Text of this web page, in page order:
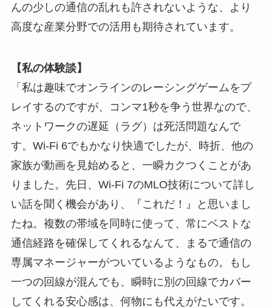
んの少しの通信の乱れも許されないような、より
高度な産業分野での活用も期待されています。
【私の体験談】
「私は趣味でオンラインのレーシングゲームをプ
レイするのですが、コンマ1秒を争う世界なので、
ネットワークの遅延（ラグ）は死活問題なんで
す。Wi-Fi 6でもかなり快適でしたが、時折、他の
家族が動画を見始めると、一瞬カクつくことがあ
りました。先日、Wi-Fi 7のMLO技術について詳し
い話を聞く機会があり、『これだ！』と思いまし
たね。複数の帯域を同時に使って、常にベストな
通信経路を確保してくれるなんて、まるで通信の
専属マネージャーがついているようなもの。もし
一つの回線が混んでも、瞬時に別の回線でカバー
してくれる安心感は、何物にも代えがたいです。